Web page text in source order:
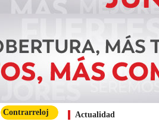
Contrarreloj Actualidad